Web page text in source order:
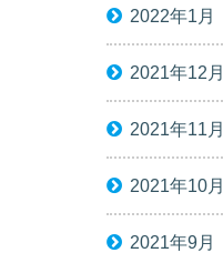
2022年1月
2021年12月
2021年11月
2021年10月
2021年9月